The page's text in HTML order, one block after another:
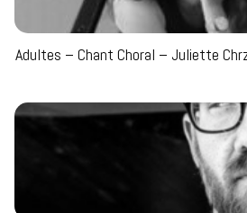
Adultes – Chant Choral – Juliette